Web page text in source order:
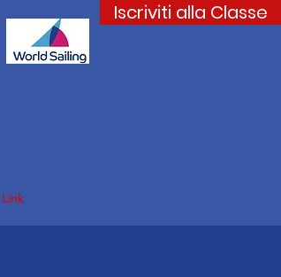
Iscriviti alla Classe
Link